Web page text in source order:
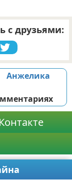
с друзьями:
Анжелика